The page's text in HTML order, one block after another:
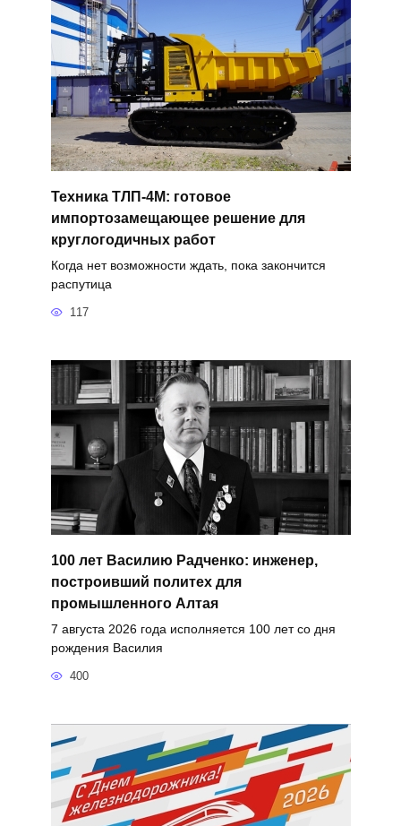
Техника ТЛП-4М: готовое
импортозамещающее решение для
круглогодичных работ
Когда нет возможности ждать, пока закончится
распутица
117
100 лет Василию Радченко: инженер,
построивший политех для
промышленного Алтая
7 августа 2026 года исполняется 100 лет со дня
рождения Василия
400